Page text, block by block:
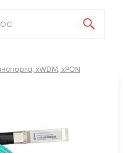
xWDM, xPON